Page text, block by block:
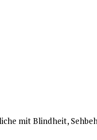
mit Blindheit,